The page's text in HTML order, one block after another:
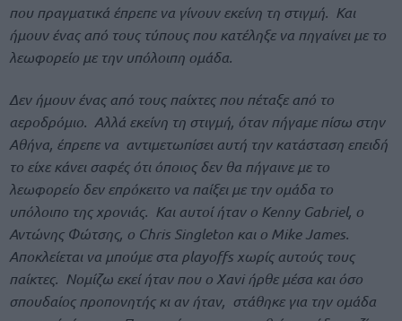
που πραγματικά έπρεπε να γίνουν εκείνη τη στιγμή. Και
ήμουν ένας από τους τύπους που κατέληξε να πηγαίνει με το
λεωφορείο με την υπόλοιπη ομάδα.
Δεν ήμουν ένας από τους παίχτες που πέταξε από το
αεροδρόμιο. Αλλά εκείνη τη στιγμή, όταν πήγαμε πίσω στην
Αθήνα, έπρεπε να αντιμετωπίσει αυτή την κατάσταση επειδή
το είχε κάνει σαφές ότι όποιος δεν θα πήγαινε με το
λεωφορείο δεν επρόκειτο να παίξει με την ομάδα το
υπόλοιπο της χρονιάς. Και αυτοί ήταν ο Kenny Gabriel, ο
Αντώνης Φώτσης, ο Chris Singleton και ο Mike James.
Αποκλείεται να μπούμε στα playoffs χωρίς αυτούς τους
παίκτες. Νομίζω εκεί ήταν που ο Xavi ήρθε μέσα και όσο
σπουδαίος προπονητής κι αν ήταν, στάθηκε για την ομάδα